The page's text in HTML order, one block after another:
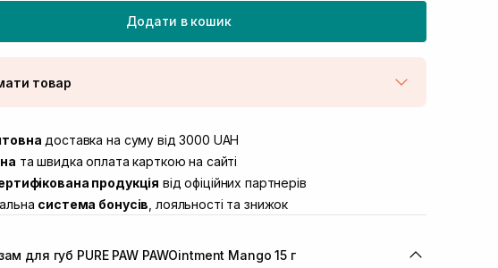
Додати в кошик
товар
м. Луцьк, вул. Винниченка 4
м. Львів, вул. Академіка Підстригача, 1В (Duck’s
м. Львів, вул. Івана Франка 36
м. Львів, вул. Степана Бандери 45 В наявності
м. Рівне, вул. Кулика і Гудачека 23 (ТЦ Екватор) В наявності
доставка на суму від 3000 UAH
та швидка оплата карткою на сайті
продукція від офіційних партнерів
система бонусів , лояльності та знижок
для губ PURE PAW PAWOintment Mango 15 г